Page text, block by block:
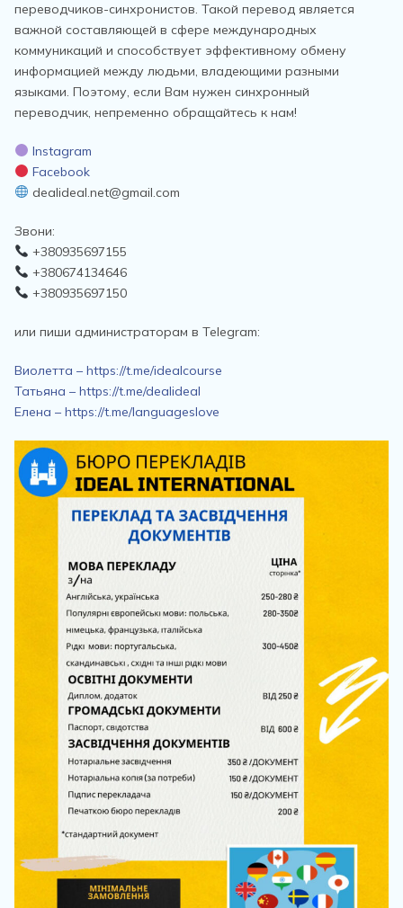
переводчиков-синхронистов. Такой перевод является
важной составляющей в сфере международных
коммуникаций и способствует эффективному обмену
информацией между людьми, владеющими разными
языками. Поэтому, если Вам нужен синхронный
переводчик, непременно обращайтесь к нам!
Instagram
Facebook
dealideal.net@gmail.com
Звони:
+380935697155
+380674134646
+380935697150
или пиши администраторам в Telegram:
Виолетта – https://t.me/idealcourse
Татьяна – https://t.me/dealideal
Елена – https://t.me/languageslove